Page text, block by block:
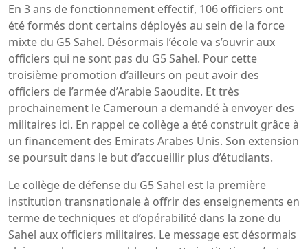
En 3 ans de fonctionnement effectif, 106 officiers ont
été formés dont certains déployés au sein de la force
mixte du G5 Sahel. Désormais l’école va s’ouvrir aux
officiers qui ne sont pas du G5 Sahel. Pour cette
troisième promotion d’ailleurs on peut avoir des
officiers de l’armée d’Arabie Saoudite. Et très
prochainement le Cameroun a demandé à envoyer des
militaires ici. En rappel ce collège a été construit grâce à
un financement des Emirats Arabes Unis. Son extension
se poursuit dans le but d’accueillir plus d’étudiants.
Le collège de défense du G5 Sahel est la première
institution transnationale à offrir des enseignements en
terme de techniques et d’opérabilité dans la zone du
Sahel aux officiers militaires. Le message est désormais